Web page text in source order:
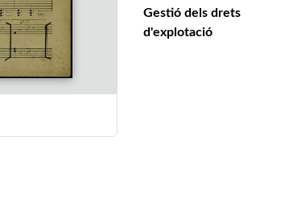
Gestió dels drets
d'explotació